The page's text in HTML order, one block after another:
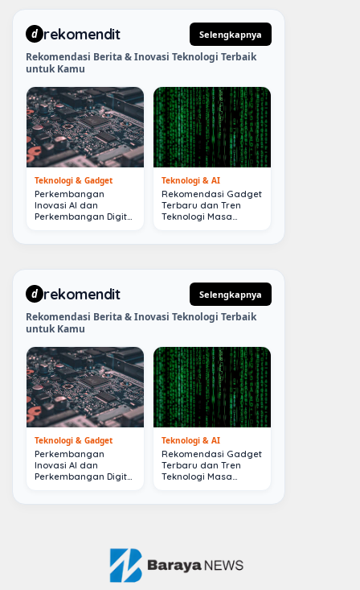
d rekomendit Selengkapnya
Rekomendasi Berita & Inovasi Teknologi Terbaik
untuk Kamu
Teknologi & Gadget
Perkembangan
Inovasi AI dan
Perkembangan Digital
Teknologi & AI
Rekomendasi Gadget
Terbaru dan Tren
Teknologi Masa
d rekomendit Selengkapnya
Rekomendasi Berita & Inovasi Teknologi Terbaik
untuk Kamu
Teknologi & Gadget
Perkembangan
Inovasi AI dan
Perkembangan Digital
Teknologi & AI
Rekomendasi Gadget
Terbaru dan Tren
Teknologi Masa